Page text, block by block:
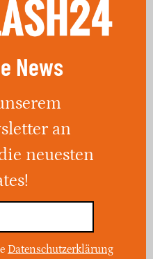
2026
Tag
ist niedrig,
News
an
neuesten
Datenschutzerklärung